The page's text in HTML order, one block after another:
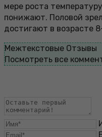
мере роста
понижают. Половой
достигают в возрасте
Межтекстовые Отзывы
Посмотреть все